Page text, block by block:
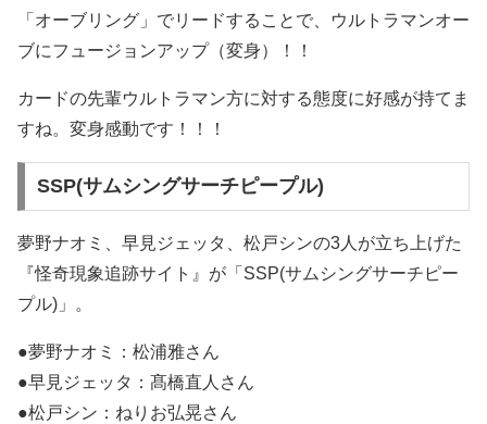
「オーブリング」でリードすることで、ウルトラマンオー
ブにフュージョンアップ（変身）！！
カードの先輩ウルトラマン方に対する態度に好感が持てま
すね。変身感動です！！！
SSP(サムシングサーチピープル)
夢野ナオミ、早見ジェッタ、松戸シンの3人が立ち上げた
『怪奇現象追跡サイト』が「SSP(サムシングサーチピー
プル)」。
●夢野ナオミ：松浦雅さん
●早見ジェッタ：髙橋直人さん
●松戸シン：ねりお弘晃さん